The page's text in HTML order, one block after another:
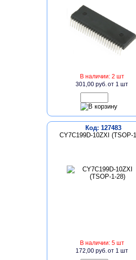
В наличии: 2 шт
301,00 руб.от 1 шт
Код: 127483
CY7C199D-10ZXI (TSOP-
В наличии: 5 шт
172,00 руб.от 1 шт